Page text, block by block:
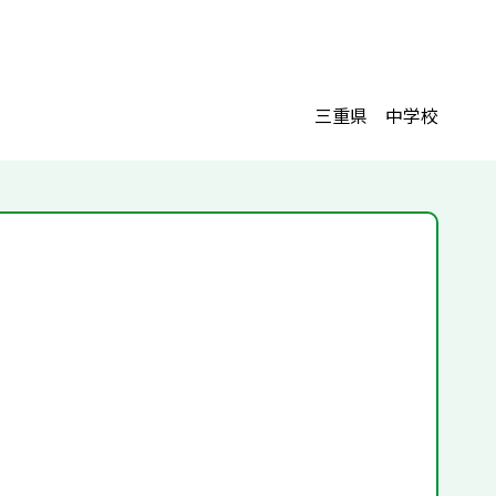
三重県 中学校